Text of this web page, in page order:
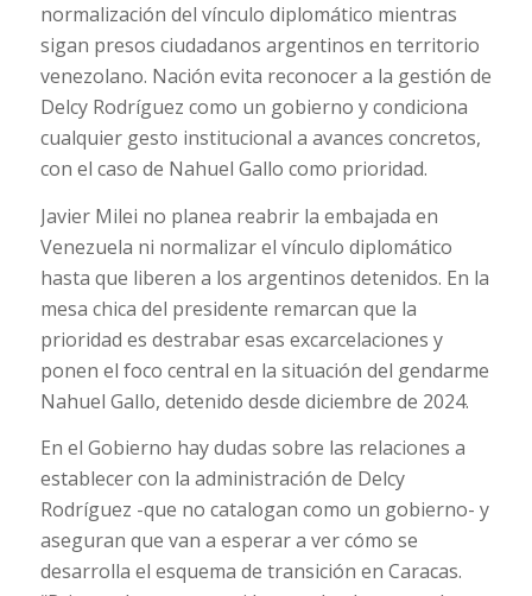
normalización del vínculo diplomático mientras
sigan presos ciudadanos argentinos en territorio
venezolano. Nación evita reconocer a la gestión de
Delcy Rodríguez como un gobierno y condiciona
cualquier gesto institucional a avances concretos,
con el caso de Nahuel Gallo como prioridad.
Javier Milei no planea reabrir la embajada en
Venezuela ni normalizar el vínculo diplomático
hasta que liberen a los argentinos detenidos. En la
mesa chica del presidente remarcan que la
prioridad es destrabar esas excarcelaciones y
ponen el foco central en la situación del gendarme
Nahuel Gallo, detenido desde diciembre de 2024.
En el Gobierno hay dudas sobre las relaciones a
establecer con la administración de Delcy
Rodríguez -que no catalogan como un gobierno- y
aseguran que van a esperar a ver cómo se
desarrolla el esquema de transición en Caracas.